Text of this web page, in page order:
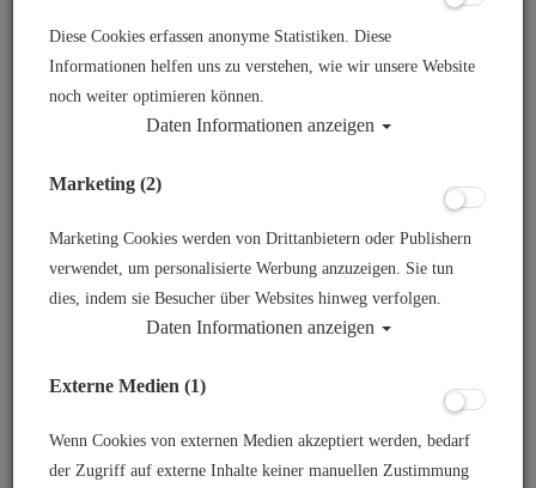
Diese Cookies erfassen anonyme Statistiken. Diese
Informationen helfen uns zu verstehen, wie wir unsere Website
noch weiter optimieren können.
Daten Informationen anzeigen
Marketing (2)
Marketing Cookies werden von Drittanbietern oder Publishern
verwendet, um personalisierte Werbung anzuzeigen. Sie tun
dies, indem sie Besucher über Websites hinweg verfolgen.
Daten Informationen anzeigen
Externe Medien (1)
Wenn Cookies von externen Medien akzeptiert werden, bedarf
der Zugriff auf externe Inhalte keiner manuellen Zustimmung